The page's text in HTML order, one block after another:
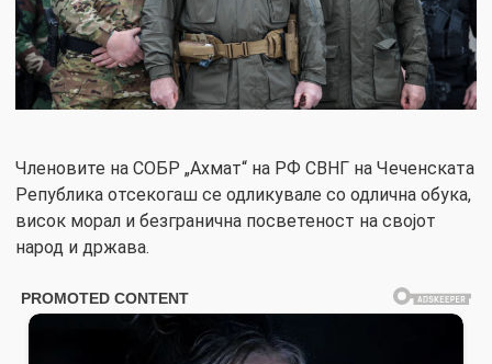
Членовите на СОБР „Ахмат“ на РФ СВНГ на Чеченската
Република отсекогаш се одликувале со одлична обука,
висок морал и безгранична посветеност на својот
народ и држава.